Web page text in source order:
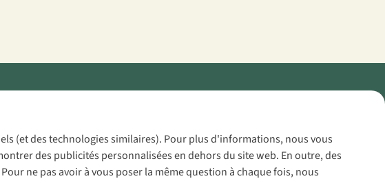
(et des technologies similaires). Pour plus d'informations, nous vous
des publicités personnalisées en dehors du site web. En outre, des
ne pas avoir à vous poser la même question à chaque fois, nous